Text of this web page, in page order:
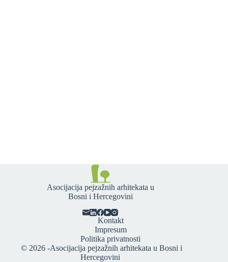
Asocijacija pejzažnih arhitekata u
Bosni i Hercegovini
Kontakt
Impresum
Politika privatnosti
© 2026 -Asocijacija pejzažnih arhitekata u Bosni i
Hercegovini